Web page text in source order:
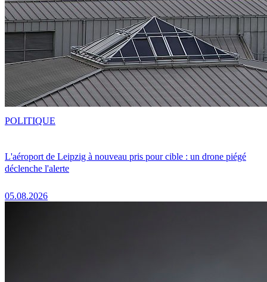
L'aéroport de Leipzig à nouveau pris pour cible : un drone piégé
déclenche l'alerte
05.08.2026
POLITIQUE